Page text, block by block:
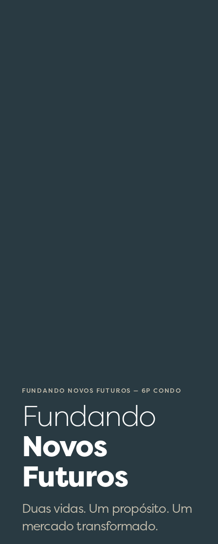
FUNDANDO NOVOS FUTUROS — 6P CONDO
Fundando
Novos
Futuros
Duas vidas. Um propósito. Um
mercado transformado.